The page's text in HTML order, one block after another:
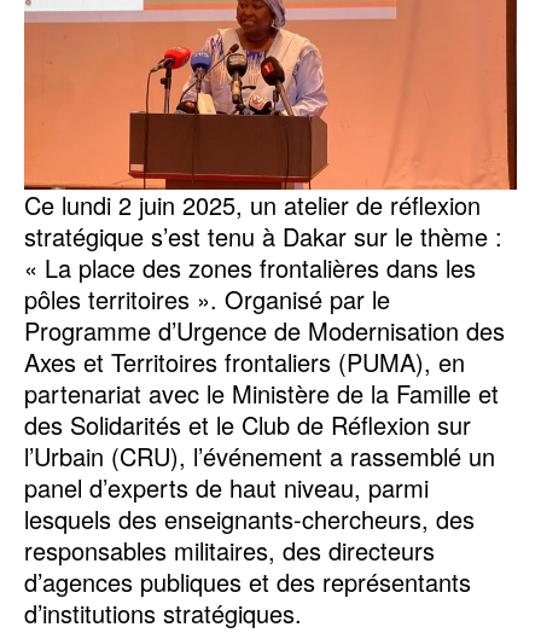
Ce lundi 2 juin 2025, un atelier de réflexion
stratégique s’est tenu à Dakar sur le thème :
« La place des zones frontalières dans les
pôles territoires ». Organisé par le
Programme d’Urgence de Modernisation des
Axes et Territoires frontaliers (PUMA), en
partenariat avec le Ministère de la Famille et
des Solidarités et le Club de Réflexion sur
l’Urbain (CRU), l’événement a rassemblé un
panel d’experts de haut niveau, parmi
lesquels des enseignants-chercheurs, des
responsables militaires, des directeurs
d’agences publiques et des représentants
d’institutions stratégiques.